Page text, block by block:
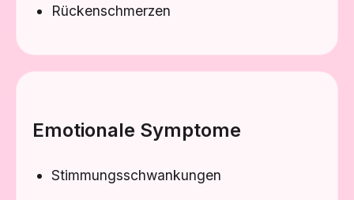
Rückenschmerzen
Emotionale Symptome
Stimmungsschwankungen